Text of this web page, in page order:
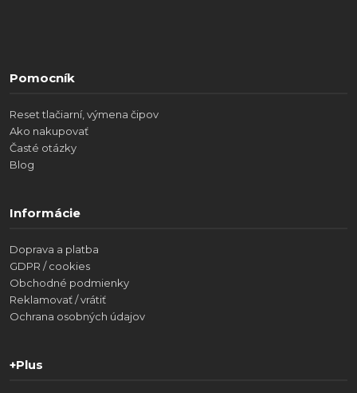
Pomocník
Reset tlačiarní, výmena čipov
Ako nakupovať
Časté otázky
Blog
Informácie
Doprava a platba
GDPR / cookies
Obchodné podmienky
Reklamovať / vrátiť
Ochrana osobných údajov
+Plus